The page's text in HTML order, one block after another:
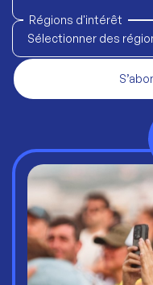
Régions d'intérêt
Sélectionner des